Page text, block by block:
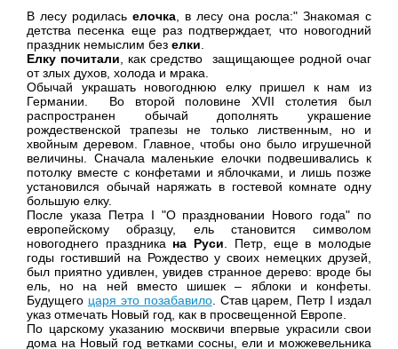
В лесу родилась елочка , в лесу она росла:" Знакомая с
детства песенка еще раз подтверждает, что новогодний
праздник немыслим без елки
Елку почитали , как средство защищающее родной очаг
от злых духов, холода и мрака.
Обычай украшать новогоднюю елку пришел к нам из
Германии. Во второй половине XVII столетия был
распространен обычай дополнять украшение
рождественской трапезы не только лиственным, но и
хвойным деревом. Главное, чтобы оно было игрушечной
величины. Сначала маленькие елочки подвешивались к
потолку вместе с конфетами и яблочками, и лишь позже
установился обычай наряжать в гостевой комнате одну
большую елку.
После указа Петра I "О праздновании Нового года" по
европейскому образцу, ель становится символом
новогоднего праздника на Руси . Петр, еще в молодые
годы гостивший на Рождество у своих немецких друзей,
был приятно удивлен, увидев странное дерево: вроде бы
ель, но на ней вместо шишек – яблоки и конфеты.
Будущего царя это позабавило. Став царем, Петр I издал
указ отмечать Новый год, как в просвещенной Европе.
По царскому указанию москвичи впервые украсили свои
дома на Новый год ветками сосны, ели и можжевельника